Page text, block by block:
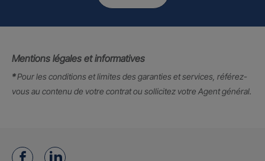
Mentions légales et informatives
*Pour les conditions et limites des garanties et services, référez-
vous au contenu de votre contrat ou sollicitez votre Agent général.